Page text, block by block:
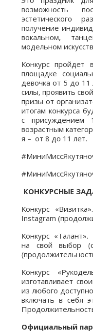
возможность
эстетического
получение
вокальном,
модельном
Конкурс пройдет
площадке
девочка от 5 до 11
силы, проявить
призы от
итогам конкурса
с
возрастным
я – от 8 до 11 лет.
КОНКУРСНЫЕ
Конкурс
Instagram
Конкурс
на свой выбор
Конкурс
изготавливает
из любого
включать в себя
Официальный